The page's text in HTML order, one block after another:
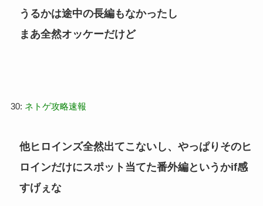
うるかは途中の長編もなかったし
まあ全然オッケーだけど
30: ネトゲ攻略速報
他ヒロインズ全然出てこないし、やっぱりそのヒ
ロインだけにスポット当てた番外編というかif感
すげぇな